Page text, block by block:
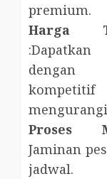
premium.
Harga
Proses
Jaminan
jadwal.